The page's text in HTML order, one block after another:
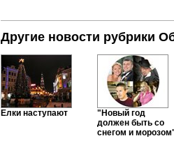
Другие новости рубрики
Елки наступают
"Новый год
должен быть со
снегом и